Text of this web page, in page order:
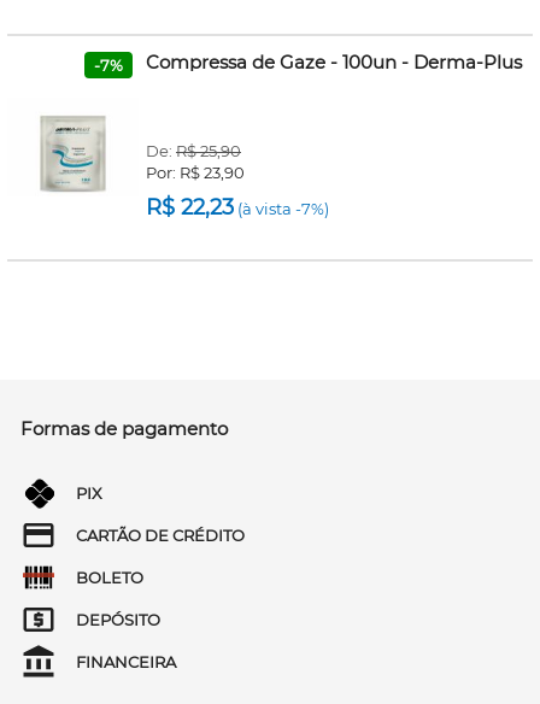
-7% Compressa de Gaze - 100un - Derma-Plus
De: R$ 25,90
Por: R$ 23,90
R$ 22,23 (à vista -7%)
Formas de pagamento
PIX
CARTÃO DE CRÉDITO
BOLETO
DEPÓSITO
FINANCEIRA